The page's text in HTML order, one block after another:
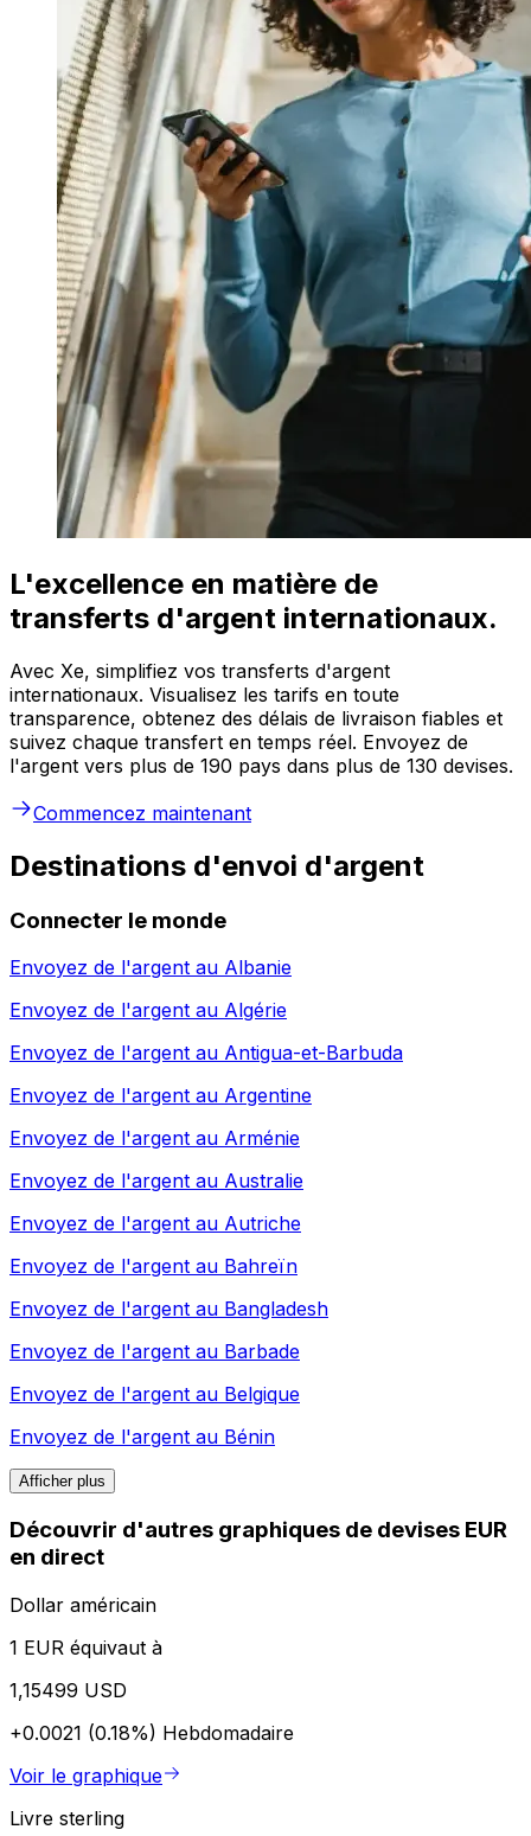
L'excellence en matière de
transferts d'argent internationaux.
Avec Xe, simplifiez vos transferts d'argent
internationaux. Visualisez les tarifs en toute
transparence, obtenez des délais de livraison fiables et
suivez chaque transfert en temps réel. Envoyez de
l'argent vers plus de 190 pays dans plus de 130 devises.
Commencez maintenant
Destinations d'envoi d'argent
Connecter le monde
Envoyez de l'argent au Albanie
Envoyez de l'argent au Algérie
Envoyez de l'argent au Antigua-et-Barbuda
Envoyez de l'argent au Argentine
Envoyez de l'argent au Arménie
Envoyez de l'argent au Australie
Envoyez de l'argent au Autriche
Envoyez de l'argent au Bahreïn
Envoyez de l'argent au Bangladesh
Envoyez de l'argent au Barbade
Envoyez de l'argent au Belgique
Envoyez de l'argent au Bénin
Afficher plus
Découvrir d'autres graphiques de devises EUR
en direct
Dollar américain
1 EUR équivaut à
1,15499 USD
+0.0021 (0.18%) Hebdomadaire
Voir le graphique
Livre sterling